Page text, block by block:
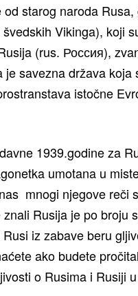
starog naroda Rusa,
Vikinga), koji
(rus. Россия),
je savezna država koja
istočne
1939.godine za
umotana u
mnogi njegove reči
Rusija je po broju
iz zabave beru
ako budete
o Rusima i Rusiji